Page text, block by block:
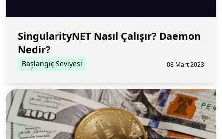
SingularityNET Nasıl Çalışır? Daemon
Nedir?
Başlangıç Seviyesi 08 Mart 2023